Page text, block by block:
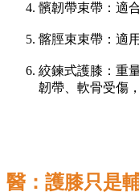
髕韌帶束帶：適
髂脛束束帶：適
絞鍊式護膝：重
韌帶、軟骨受傷
醫：護膝只是